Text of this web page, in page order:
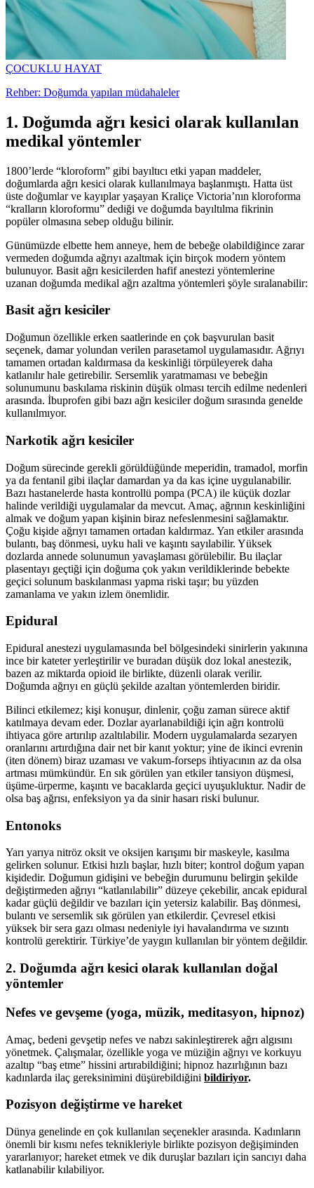
ÇOCUKLU HAYAT
Rehber: Doğumda yapılan müdahaleler
1. Doğumda ağrı kesici olarak kullanılan
medikal yöntemler
1800’lerde “kloroform” gibi bayıltıcı etki yapan maddeler,
doğumlarda ağrı kesici olarak kullanılmaya başlanmıştı. Hatta üst
üste doğumlar ve kayıplar yaşayan Kraliçe Victoria’nın kloroforma
“kralların kloroformu” dediği ve doğumda bayıltılma fikrinin
popüler olmasına sebep olduğu bilinir.
Günümüzde elbette hem anneye, hem de bebeğe olabildiğince zarar
vermeden doğumda ağrıyı azaltmak için birçok modern yöntem
bulunuyor. Basit ağrı kesicilerden hafif anestezi yöntemlerine
uzanan doğumda medikal ağrı azaltma yöntemleri şöyle sıralanabilir:
Basit ağrı kesiciler
Doğumun özellikle erken saatlerinde en çok başvurulan basit
seçenek, damar yolundan verilen parasetamol uygulamasıdır. Ağrıyı
tamamen ortadan kaldırmasa da keskinliği törpüleyerek daha
katlanılır hale getirebilir. Sersemlik yaratmaması ve bebeğin
solunumunu baskılama riskinin düşük olması tercih edilme nedenleri
arasında. İbuprofen gibi bazı ağrı kesiciler doğum sırasında genelde
kullanılmıyor.
Narkotik ağrı kesiciler
Doğum sürecinde gerekli görüldüğünde meperidin, tramadol, morfin
ya da fentanil gibi ilaçlar damardan ya da kas içine uygulanabilir.
Bazı hastanelerde hasta kontrollü pompa (PCA) ile küçük dozlar
halinde verildiği uygulamalar da mevcut. Amaç, ağrının keskinliğini
almak ve doğum yapan kişinin biraz nefeslenmesini sağlamaktır.
Çoğu kişide ağrıyı tamamen ortadan kaldırmaz. Yan etkiler arasında
bulantı, baş dönmesi, uyku hali ve kaşıntı sayılabilir. Yüksek
dozlarda annede solunumun yavaşlaması görülebilir. Bu ilaçlar
plasentayı geçtiği için doğuma çok yakın verildiklerinde bebekte
geçici solunum baskılanması yapma riski taşır; bu yüzden
zamanlama ve yakın izlem önemlidir.
Epidural
Epidural anestezi uygulamasında bel bölgesindeki sinirlerin yakınına
ince bir kateter yerleştirilir ve buradan düşük doz lokal anestezik,
bazen az miktarda opioid ile birlikte, düzenli olarak verilir.
Doğumda ağrıyı en güçlü şekilde azaltan yöntemlerden biridir.
Bilinci etkilemez; kişi konuşur, dinlenir, çoğu zaman sürece aktif
katılmaya devam eder. Dozlar ayarlanabildiği için ağrı kontrolü
ihtiyaca göre artırılıp azaltılabilir. Modern uygulamalarda sezaryen
oranlarını artırdığına dair net bir kanıt yoktur; yine de ikinci evrenin
(iten dönem) biraz uzaması ve vakum-forseps ihtiyacının az da olsa
artması mümkündür. En sık görülen yan etkiler tansiyon düşmesi,
üşüme-ürperme, kaşıntı ve bacaklarda geçici uyuşukluktur. Nadir de
olsa baş ağrısı, enfeksiyon ya da sinir hasarı riski bulunur.
Entonoks
Yarı yarıya nitröz oksit ve oksijen karışımı bir maskeyle, kasılma
gelirken solunur. Etkisi hızlı başlar, hızlı biter; kontrol doğum yapan
kişidedir. Doğumun gidişini ve bebeğin durumunu belirgin şekilde
değiştirmeden ağrıyı “katlanılabilir” düzeye çekebilir, ancak epidural
kadar güçlü değildir ve bazıları için yetersiz kalabilir. Baş dönmesi,
bulantı ve sersemlik sık görülen yan etkilerdir. Çevresel etkisi
yüksek bir sera gazı olması nedeniyle iyi havalandırma ve sızıntı
kontrolü gerektirir. Türkiye’de yaygın kullanılan bir yöntem değildir.
2. Doğumda ağrı kesici olarak kullanılan doğal
yöntemler
Nefes ve gevşeme (yoga, müzik, meditasyon, hipnoz)
Amaç, bedeni gevşetip nefes ve nabzı sakinleştirerek ağrı algısını
yönetmek. Çalışmalar, özellikle yoga ve müziğin ağrıyı ve korkuyu
azaltıp “baş etme” hissini artırabildiğini; hipnoz hazırlığının bazı
kadınlarda ilaç gereksinimini düşürebildiğini bildiriyor.
Pozisyon değiştirme ve hareket
Dünya genelinde en çok kullanılan seçenekler arasında. Kadınların
önemli bir kısmı nefes teknikleriyle birlikte pozisyon değişiminden
yararlanıyor; hareket etmek ve dik duruşlar bazıları için sancıyı daha
katlanabilir kılabiliyor.